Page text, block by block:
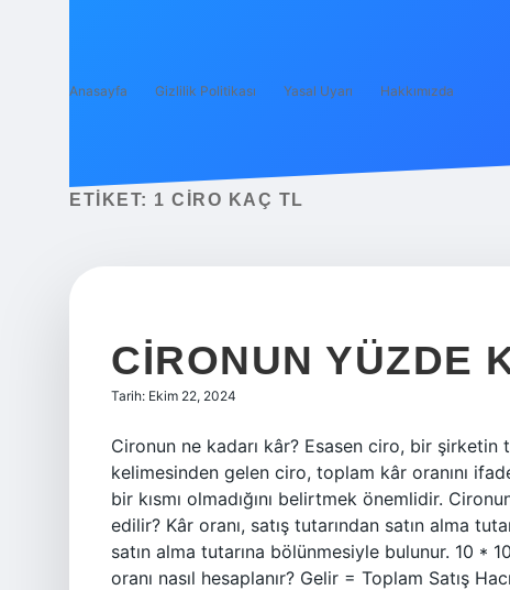
Anasayfa Gizlilik Politikası Yasal Uyarı Hakkımızda
ETIKET: 1 CIRO KAÇ TL
CIRONUN YÜZDE
Tarih: Ekim 22, 2024
Cironun ne kadarı kâr? Esasen ciro, bir şirketin
kelimesinden gelen ciro, toplam kâr oranını
bir kısmı olmadığını belirtmek önemlidir.
edilir? Kâr oranı, satış tutarından satın alma
satın alma tutarına bölünmesiyle bulunur. 10 *
oranı nasıl hesaplanır? Gelir = Toplam Satış